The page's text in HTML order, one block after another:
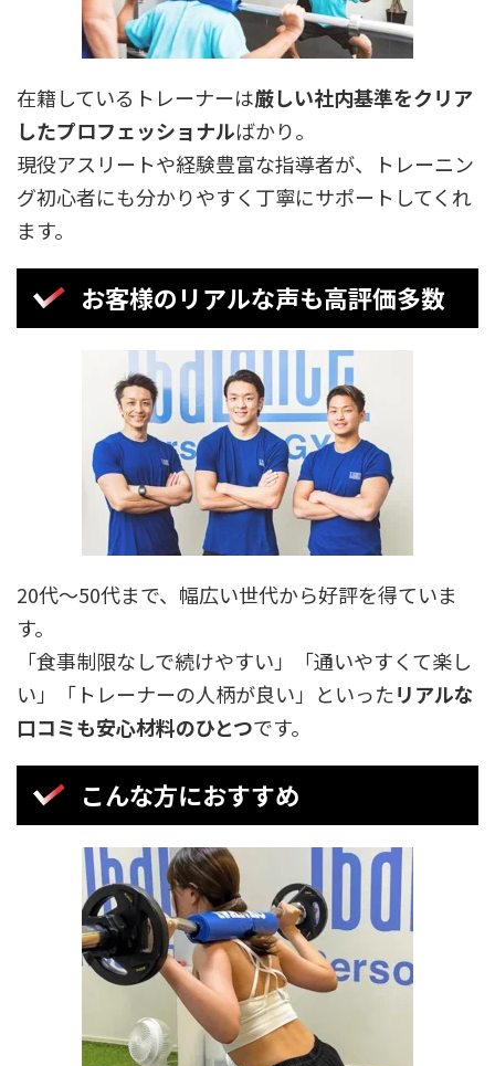
在籍しているトレーナーは厳しい社内基準をクリア
したプロフェッショナルばかり。
現役アスリートや経験豊富な指導者が、トレーニン
グ初心者にも分かりやすく丁寧にサポートしてくれ
ます。
お客様のリアルな声も高評価多数
20代～50代まで、幅広い世代から好評を得ていま
す。
「食事制限なしで続けやすい」「通いやすくて楽し
い」「トレーナーの人柄が良い」といったリアルな
口コミも安心材料のひとつです。
こんな方におすすめ